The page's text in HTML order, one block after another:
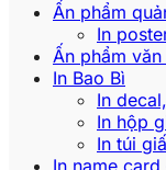
Ấn phẩm
In
Ấn phẩm
In Bao Bì
In
In hộp
In túi